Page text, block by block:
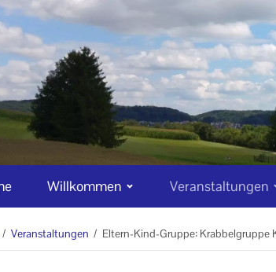
Willkommen Veranstaltungen
/ Veranstaltungen / Eltern-Kind-Gruppe: